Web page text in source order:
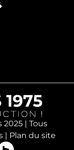
2025 | Tous
| Plan du site